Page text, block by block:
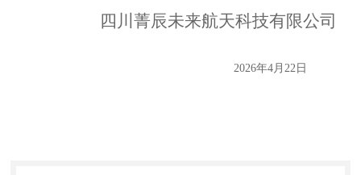
四川菁辰未来航天科技有限公司
2026年4月22 日